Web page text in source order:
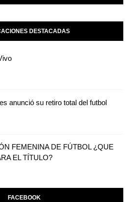
DESTACADAS
anunció su retiro total del futbol
FEMENINA DE FÚTBOL ¿QUE
EL TÍTULO?
FACEBOOK